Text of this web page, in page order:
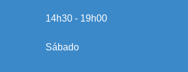
14h30 - 19h00
Sábado